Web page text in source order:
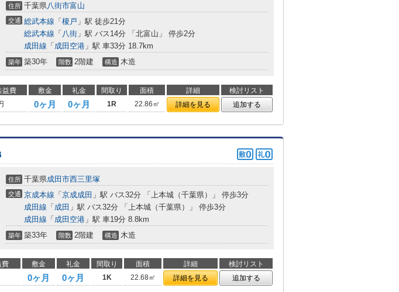
住所 千葉県八街市富山
交通 総武本線 「 榎戸 」駅 徒歩21分
総武本線 「 八街 」駅 バス14分 「北富山」 停歩2分
成田線 「 成田空港 」駅 車33分 18.7km
築年 築30年 階数 2階建 構造 木造
益費 敷金 礼金 間取り 面積 詳細
検討リスト
0ヶ月 0ヶ月 1R 22.86㎡ 詳細を見る 追加する
住所 千葉県成田市西三里塚
交通 京成本線 「 京成成田 」駅 バス32分 「上本城（千葉県）」 停歩3分
成田線 「 成田 」駅 バス32分 「上本城（千葉県）」 停歩3分
成田線 「 成田空港 」駅 車19分 8.8km
築年 築33年 階数 2階建 構造 木造
費 敷金 礼金 間取り 面積 詳細
検討リスト
0ヶ月 0ヶ月 1K 22.68㎡ 詳細を見る 追加する